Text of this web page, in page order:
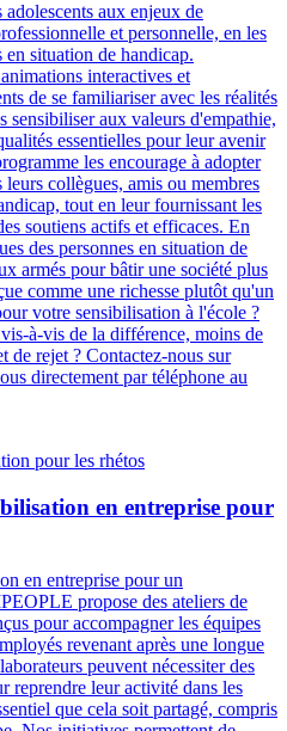
aux enjeux de
et personnelle, en les
en situation de handicap.
interactives et
de se familiariser avec les réalités
sensibiliser aux valeurs d'empathie,
essentielles pour leur avenir
les encourage à adopter
collègues, amis ou membres
tout en leur fournissant les
soutiens actifs et efficaces. En
des personnes en situation de
armés pour bâtir une société plus
comme une richesse plutôt qu'un
votre sensibilisation à l'école ?
à-vis de la différence, moins de
de rejet ? Contactez-nous sur
directement par téléphone au
en entreprise pour
en entreprise pour un
propose des ateliers de
pour accompagner les équipes
revenant après une longue
peuvent nécessiter des
reprendre leur activité dans les
que cela soit partagé, compris